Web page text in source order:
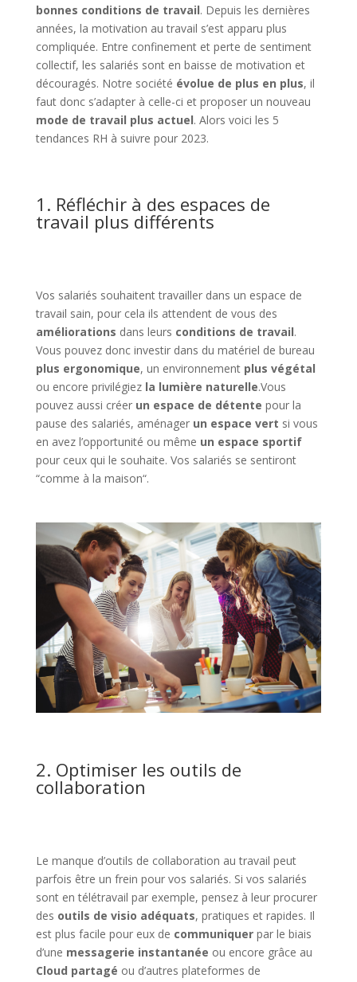
bonnes conditions de travail. Depuis les dernières
années, la motivation au travail s’est apparu plus
compliquée. Entre confinement et perte de sentiment
collectif, les salariés sont en baisse de motivation et
découragés. Notre société évolue de plus en plus, il
faut donc s’adapter à celle-ci et proposer un nouveau
mode de travail plus actuel. Alors voici les 5
tendances RH à suivre pour 2023.
1. Réfléchir à des espaces de
travail plus différents
Vos salariés souhaitent travailler dans un espace de
travail sain, pour cela ils attendent de vous des
améliorations dans leurs conditions de travail.
Vous pouvez donc investir dans du matériel de bureau
plus ergonomique, un environnement plus végétal
ou encore privilégiez la lumière naturelle.Vous
pouvez aussi créer un espace de détente pour la
pause des salariés, aménager un espace vert si vous
en avez l’opportunité ou même un espace sportif
pour ceux qui le souhaite. Vos salariés se sentiront
“comme à la maison“.
2. Optimiser les outils de
collaboration
Le manque d’outils de collaboration au travail peut
parfois être un frein pour vos salariés. Si vos salariés
sont en télétravail par exemple, pensez à leur procurer
des outils de visio adéquats, pratiques et rapides. Il
est plus facile pour eux de communiquerpar le biais
d’une messagerie instantanée ou encore grâce au
Cloud partagé ou d’autres plateformes de